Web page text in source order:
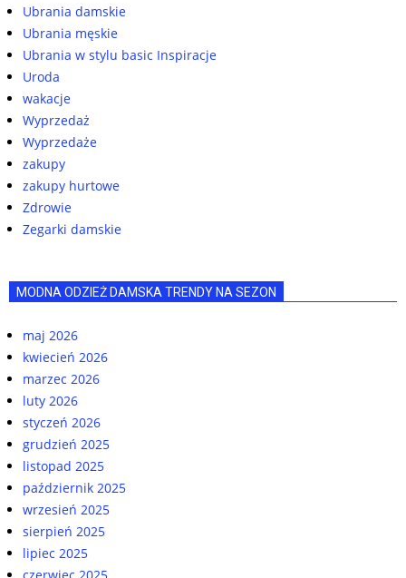
Ubrania damskie
Ubrania męskie
Ubrania w stylu basic Inspiracje
Uroda
wakacje
Wyprzedaż
Wyprzedaże
zakupy
zakupy hurtowe
Zdrowie
Zegarki damskie
MODNA ODZIEŻ DAMSKA TRENDY NA SEZON
maj 2026
kwiecień 2026
marzec 2026
luty 2026
styczeń 2026
grudzień 2025
listopad 2025
październik 2025
wrzesień 2025
sierpień 2025
lipiec 2025